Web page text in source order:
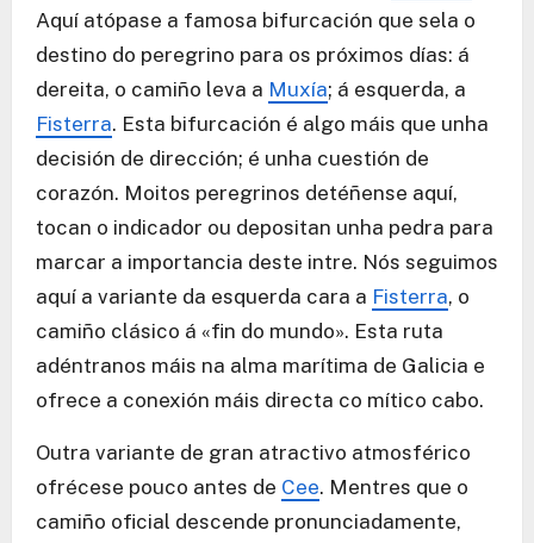
Aquí atópase a famosa bifurcación que sela o
destino do peregrino para os próximos días: á
dereita, o camiño leva a Muxía; á esquerda, a
Fisterra. Esta bifurcación é algo máis que unha
decisión de dirección; é unha cuestión de
corazón. Moitos peregrinos detéñense aquí,
tocan o indicador ou depositan unha pedra para
marcar a importancia deste intre. Nós seguimos
aquí a variante da esquerda cara a Fisterra, o
camiño clásico á «fin do mundo». Esta ruta
adéntranos máis na alma marítima de Galicia e
ofrece a conexión máis directa co mítico cabo.
Outra variante de gran atractivo atmosférico
ofrécese pouco antes de Cee. Mentres que o
camiño oficial descende pronunciadamente,